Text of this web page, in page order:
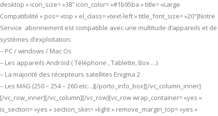
desktop » icon_size= »38″ icon_color= »#1b95ba » title= »Large
Compatibilité » pos= »top » el_class= »text-left » title_font_size= »20″]Notre
Service abonnement est compatible avec une multitude d’appareils et de
systèmes d’exploitation:
– PC / windows / Mac Os
– Les appareils Android ( Téléphone , Tablette, Box …)
– La majorité des récepteurs satellites Enigma 2
– Les MAG (250 – 254 – 260 etc…)[/porto_info_box][/vc_column_inner]
[/vc_row_inner][/vc_column][/vc_row][vc_row wrap_container= »yes »
is_section= »yes » section_skin= »light » remove_margin_top= »yes »